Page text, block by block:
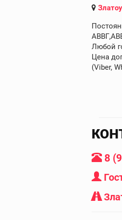
Любой
Цена
(Viber,
8